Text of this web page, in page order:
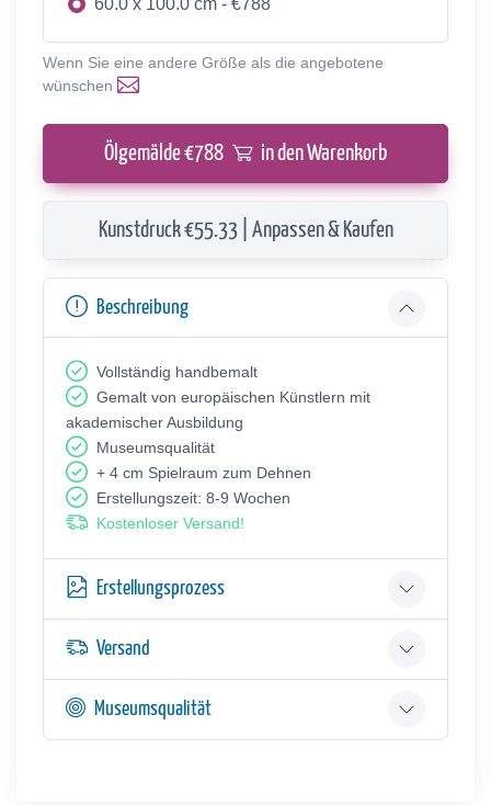
Wenn Sie eine andere Größe als die angebotene
wünschen
Ölgemälde €788 in den Warenkorb
Kunstdruck €55.33 | Anpassen & Kaufen
Beschreibung
Vollständig handbemalt
Gemalt von europäischen Künstlern mit
akademischer Ausbildung
Museumsqualität
+ 4 cm Spielraum zum Dehnen
Erstellungszeit: 8-9 Wochen
Kostenloser Versand!
Erstellungsprozess
Versand
Museumsqualität